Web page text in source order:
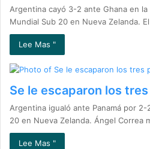
Argentina cayó 3-2 ante Ghana en
Mundial Sub 20 en Nueva Zelanda.
Lee Mas "
Se le escaparon los
Argentina igualó ante Panamá por
20 en Nueva Zelanda. Ángel Correa
Lee Mas "